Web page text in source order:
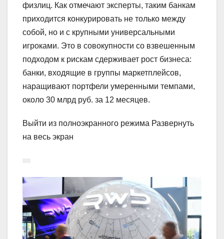
физлиц. Как отмечают эксперты, таким банкам
приходится конкурировать не только между
собой, но и с крупными универсальными
игроками. Это в совокупности со взвешенным
подходом к рискам сдерживает рост бизнеса:
банки, входящие в группы маркетплейсов,
наращивают портфели умеренными темпами,
около 30 млрд руб. за 12 месяцев.
Выйти из полноэкранного режима Развернуть
на весь экран